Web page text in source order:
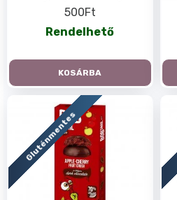
500Ft
Rendelhető
KOSÁRBA
Gluténmentes